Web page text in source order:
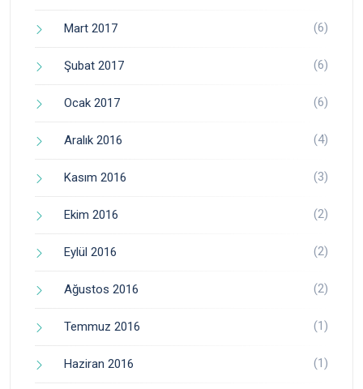
Mart 2017 (6)
Şubat 2017 (6)
Ocak 2017 (6)
Aralık 2016 (4)
Kasım 2016 (3)
Ekim 2016 (2)
Eylül 2016 (2)
Ağustos 2016 (2)
Temmuz 2016 (1)
Haziran 2016 (1)